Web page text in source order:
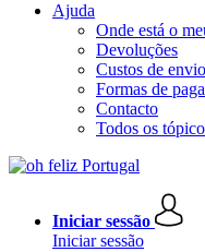
Ajuda
Onde está o
Devoluções
Custos de envio
Formas de
Contacto
Todos os
Iniciar sessão
Iniciar sessão